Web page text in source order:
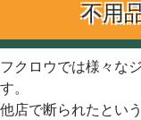
不用
フクロウでは様々な
す。
他店で断られたとい